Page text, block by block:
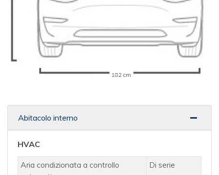
182 cm
Abitacolo interno
HVAC
Aria condizionata a controllo
Di serie